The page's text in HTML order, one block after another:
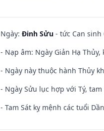
Ngày: Đinh Sửu - tức Can sinh
- Nạp âm: Ngày Giản Hạ
- Ngày này thuộc hành Thủy
- Ngày Sửu lục hợp với Tý,
- Tam Sát kỵ mệnh các tuổi